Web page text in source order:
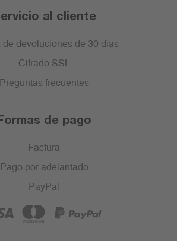
al cliente
de devoluciones de 30 días
Cifrado SSL
Preguntas frecuentes
de pago
Factura
Pago por adelantado
PayPal